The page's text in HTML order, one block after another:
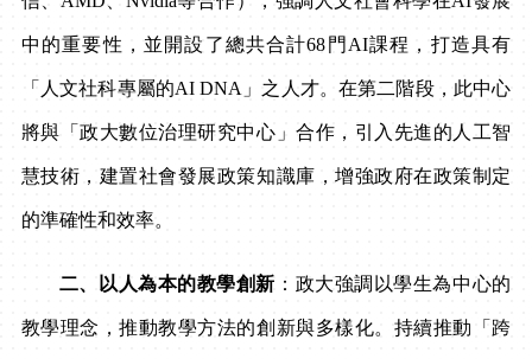
中的重要性，並開設了總共合計68 門 AI課程，打造具有
「人文社科專屬的AI DNA 」之人才。在第二階段，此中心
將與「政大數位治理研究中心」合作，引入先進的人工智
慧技術，建置社會發展政策知識庫，增強政府在政策制定
的準確性和效率。
二、以人為本的教學創新 ：政大強調以學生為中心的
教學理念，推動教學方法的創新與多樣化。持續推動「跨